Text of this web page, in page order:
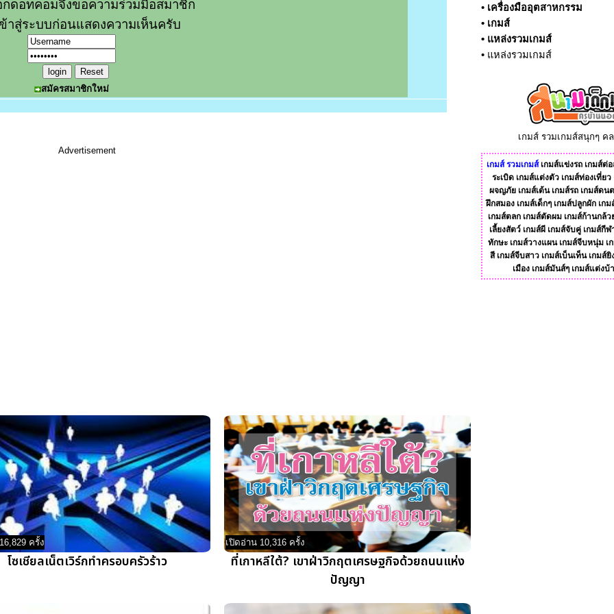
ดอทคอมจึงขอความร่วมมือสมาชิก
าสู่ระบบก่อนแสดงความเห็นครับ
สมัครสมาชิกใหม่
Advertisement
ครั้ง
โซเชียลเน็ตเวิร์กทำครอบครัวร้าว
เปิดอ่าน 10,316 ครั้ง
ที่เกาหลีใต้? เขาฝ่าวิกฤตเศรษฐกิจด้วยถนนแห่ง
ปัญญา
• เครื่องมืออุตสาหกรรม
• เกมส์
• แหล่งรวมเกมส์
• แหล่งรวมเกมส์
เกมส์ รวมเกมส์สนุกๆ ค
เกมส์ รวมเกมส์ เกมส์แข่งรถ เกมส์ต่อ
ระเบิด เกมส์แต่งตัว เกมส์ท่องเที่ยว
ผจญภัย เกมส์เต้น เกมส์รถ เกมส์ดน
ฝึกสมอง เกมส์เด็กๆ เกมส์ปลูกผัก เก
เกมส์ตลก เกมส์ตัดผม เกมส์ก้านกล้ว
เลี้ยงสัตว์ เกมส์ผี เกมส์จับคู่ เกมส์กีฬ
ทักษะ เกมส์วางแผน เกมส์จีบหนุ่ม เ
สี เกมส์จีบสาว เกมส์เบ็นเท็น เกมส์ยิ
เมือง เกมส์มันส์ๆ เกมส์แต่งบ้